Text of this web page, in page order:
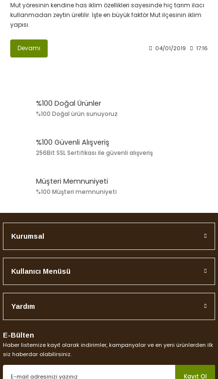
Mut yöresinin kendine has iklim özellikleri sayesinde hiç tarım ilacı
kullanmadan zeytin üretilir. İşte en büyük faktör Mut ilçesinin iklim
yapısı.
Devamı 04/01/2019 17:16
%100 Doğal Ürünler
%100 Doğal ürün sunuyoruz
%100 Güvenli Alışveriş
256Bit SSL Sertifikası ile güvenli alışveriş
Müşteri Memnuniyeti
%100 Müşteri memnuniyeti
Kurumsal
Kullanıcı Menüsü
Yardım
E-Bülten
Haber listemize kayıt olarak indirimler, kampanyalar ve en yeni ürünlerden ilk
siz haberdar olabilirsiniz.
Kayıt Ol